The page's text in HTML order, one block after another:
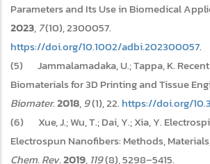
Parameters and Its Use in Biomedical
2023, 7(10), 2300057.
https://doi.org/10.1002/adbi.202300057.
(5) Jammalamadaka, U.; Tappa, K.
Biomaterials for 3D Printing and Tissue
Biomater.2018,9(1), 22. https://doi.org/
(6) Xue, J.; Wu, T.; Dai, Y.; Xia, Y.
Electrospun Nanofibers: Methods,
Chem. Rev.2019, 119(8), 5298–5415.